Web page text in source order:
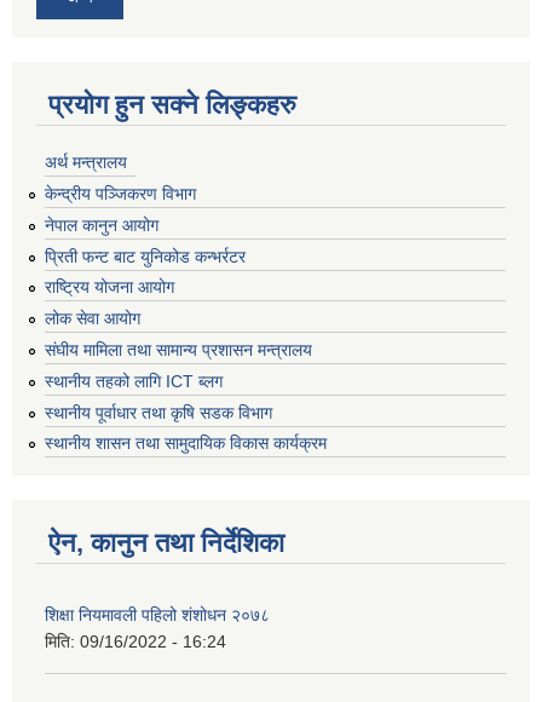
प्रयोग हुन सक्ने लिङ्कहरु
अर्थ मन्त्रालय
केन्द्रीय पञ्जिकरण विभाग
नेपाल कानुन आयोग
प्रिती फन्ट बाट युनिकोड कन्भर्रटर
राष्ट्रिय योजना आयोग
लोक सेवा आयोग
संघीय मामिला तथा सामान्य प्रशासन मन्त्रालय
स्थानीय तहको लागि ICT ब्लग
स्थानीय पूर्वाधार तथा कृषि सडक विभाग
स्थानीय शासन तथा सामुदायिक विकास कार्यक्रम
ऐन, कानुन तथा निर्देशिका
शिक्षा नियमावली पहिलो शंशोधन २०७८
मिति: 09/16/2022 - 16:24